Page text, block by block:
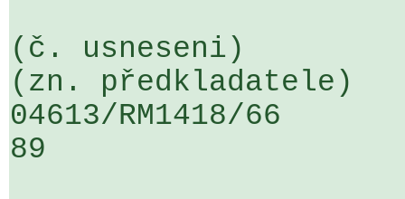
(č. usneseni)
(zn. předkladatele)
04613/RM1418/
89